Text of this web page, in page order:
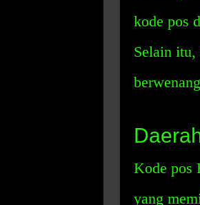
kode pos
Selain itu,
Kode pos
yang